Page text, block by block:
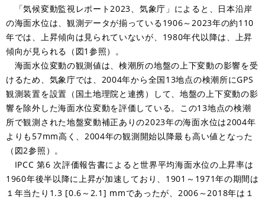
「気候変動監視レポート2023、気象庁」によると、日本沿岸
の海面水位は、観測データが揃っている1906～2023年の約110
年では、上昇傾向は見られていないが、1980年代以降は、上昇
傾向が見られる（図1参照）。
海面水位変動の観測値は、検潮所の地盤の上下変動の影響を受
けるため、気象庁では、2004年から全国13地点の検潮所にGPS
観測装置を設置（国土地理院と連携）して、地盤の上下変動の影
響を除外した海面水位変動を評価している。この13地点の検潮
所で観測された地盤変動補正ありの2023年の海面水位は2004年
よりも57mm高く、2004年の観測開始以降最も高い値となった
（図2参照）。
IPCC 第6 次評価報告書によると世界平均海面水位の上昇率は
1960年後半以降に上昇が加速しており、1901～1971年の期間は
１年当たり1.3 [0.6～2.1] mmであったが、2006～2018年は１